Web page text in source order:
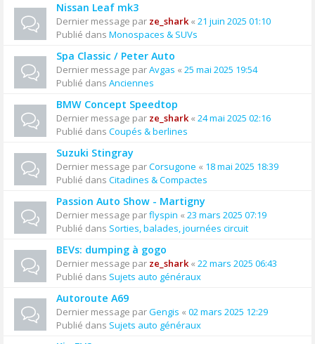
Nissan Leaf mk3
Dernier message par ze_shark« 21 juin 2025 01:10
Publié dans Monospaces & SUVs
Spa Classic / Peter Auto
Dernier message parAvgas « 25 mai 2025 19:54
Publié dans Anciennes
BMW Concept Speedtop
Dernier message par ze_shark« 24 mai 2025 02:16
Publié dans Coupés & berlines
Suzuki Stingray
Dernier message parCorsugone « 18 mai 2025 18:39
Publié dans Citadines & Compactes
Passion Auto Show - Martigny
Dernier message parflyspin « 23 mars 2025 07:19
Publié dans Sorties, balades, journées circuit
BEVs: dumping à gogo
Dernier message par ze_shark« 22 mars 2025 06:43
Publié dans Sujets auto généraux
Autoroute A69
Dernier message parGengis « 02 mars 2025 12:29
Publié dans Sujets auto généraux